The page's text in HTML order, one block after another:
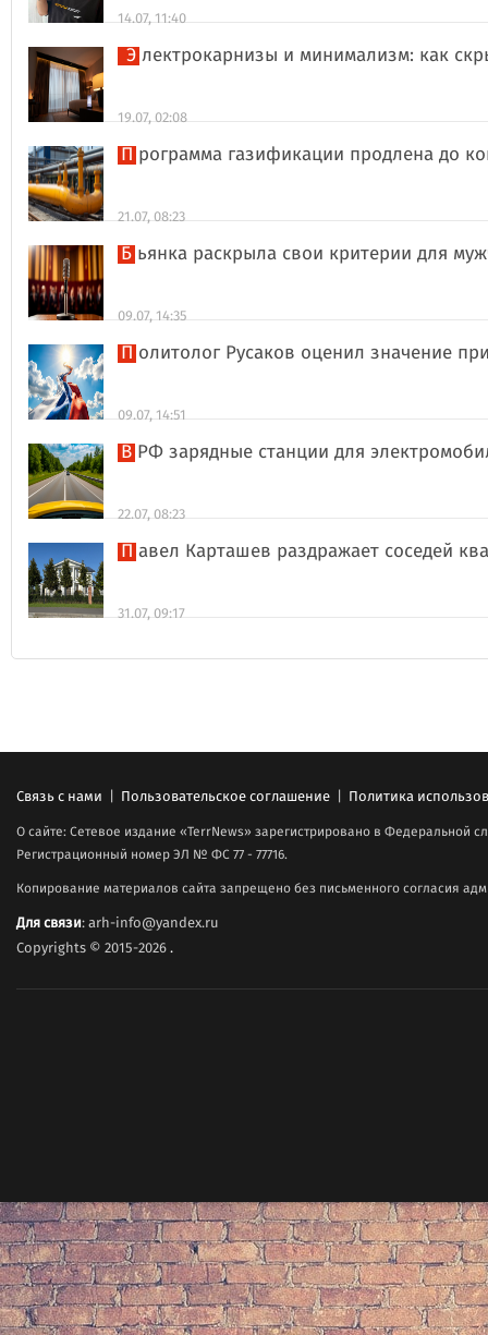
14.07, 11:40
Электрокарнизы и минимализм: как
19.07, 02:08
Программа газификации продлена до
21.07, 08:23
Бьянка раскрыла свои критерии для
09.07, 14:35
Политолог Русаков оценил значение
09.07, 14:51
В РФ зарядные станции для
22.07, 08:23
Павел Карташев раздражает соседей
31.07, 09:17
Связь с нами | Пользовательское соглашение | Политика
О сайте: Сетевое издание «TerrNews» зарегистрировано в Федеральной
Регистрационный номер ЭЛ № ФС 77 - 77716.
Копирование материалов сайта запрещено без письменного согласия
Для связи: arh-info@yandex.ru
Copyrights © 2015-2026.